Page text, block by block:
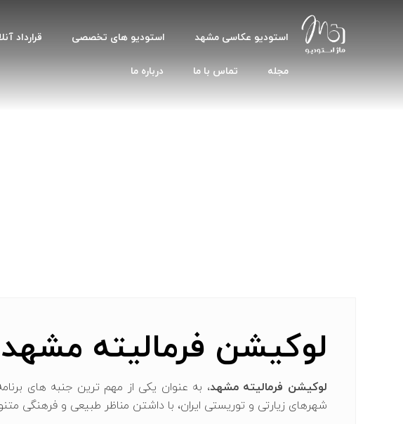
استودیو عکاسی مشهد استودیو های تخصصی قرارداد
مجله تماس با ما درباره ما
لوکیشن فرمالیته مشهد
لوکیشن فرمالیته مشهد، به عنوان یکی از مهم ‌ترین جنبه‌ های
شهرهای زیارتی و توریستی ایران، با داشتن مناظر طبیعی و فرهنگی